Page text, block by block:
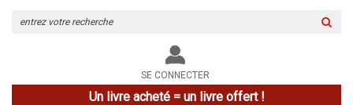
le
site
SE CONNECTER
Un livre acheté = un livre offert !